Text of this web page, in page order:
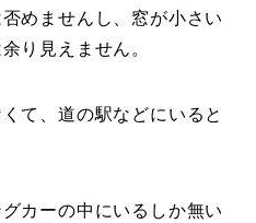
めませんし、窓が小さい
り見えません。
て、道の駅などにいると
カーの中にいるしか無い